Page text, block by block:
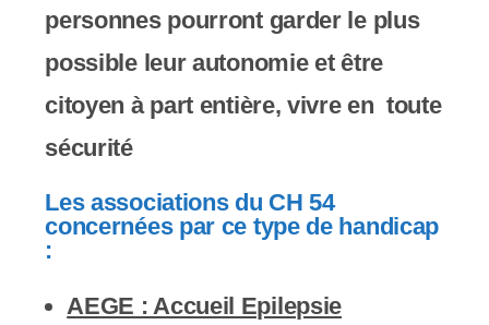
personnes pourront garder le plus
possible leur autonomie et être
citoyen à part entière, vivre en toute
sécurité
Les associations du CH 54
concernées par ce type de handicap
:
AEGE : Accueil Epilepsie